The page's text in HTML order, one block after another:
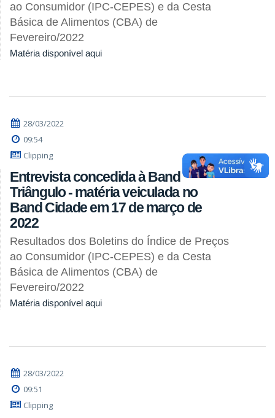
ao Consumidor (IPC-CEPES) e da Cesta
Básica de Alimentos (CBA) de
Fevereiro/2022
Matéria disponível aqui
28/03/2022
09:54
Clipping
Entrevista concedida à Band
Triângulo - matéria veiculada no
Band Cidade em 17 de março de
2022
Resultados dos Boletins do Índice de Preços
ao Consumidor (IPC-CEPES) e da Cesta
Básica de Alimentos (CBA) de
Fevereiro/2022
Matéria disponível aqui
28/03/2022
09:51
Clipping